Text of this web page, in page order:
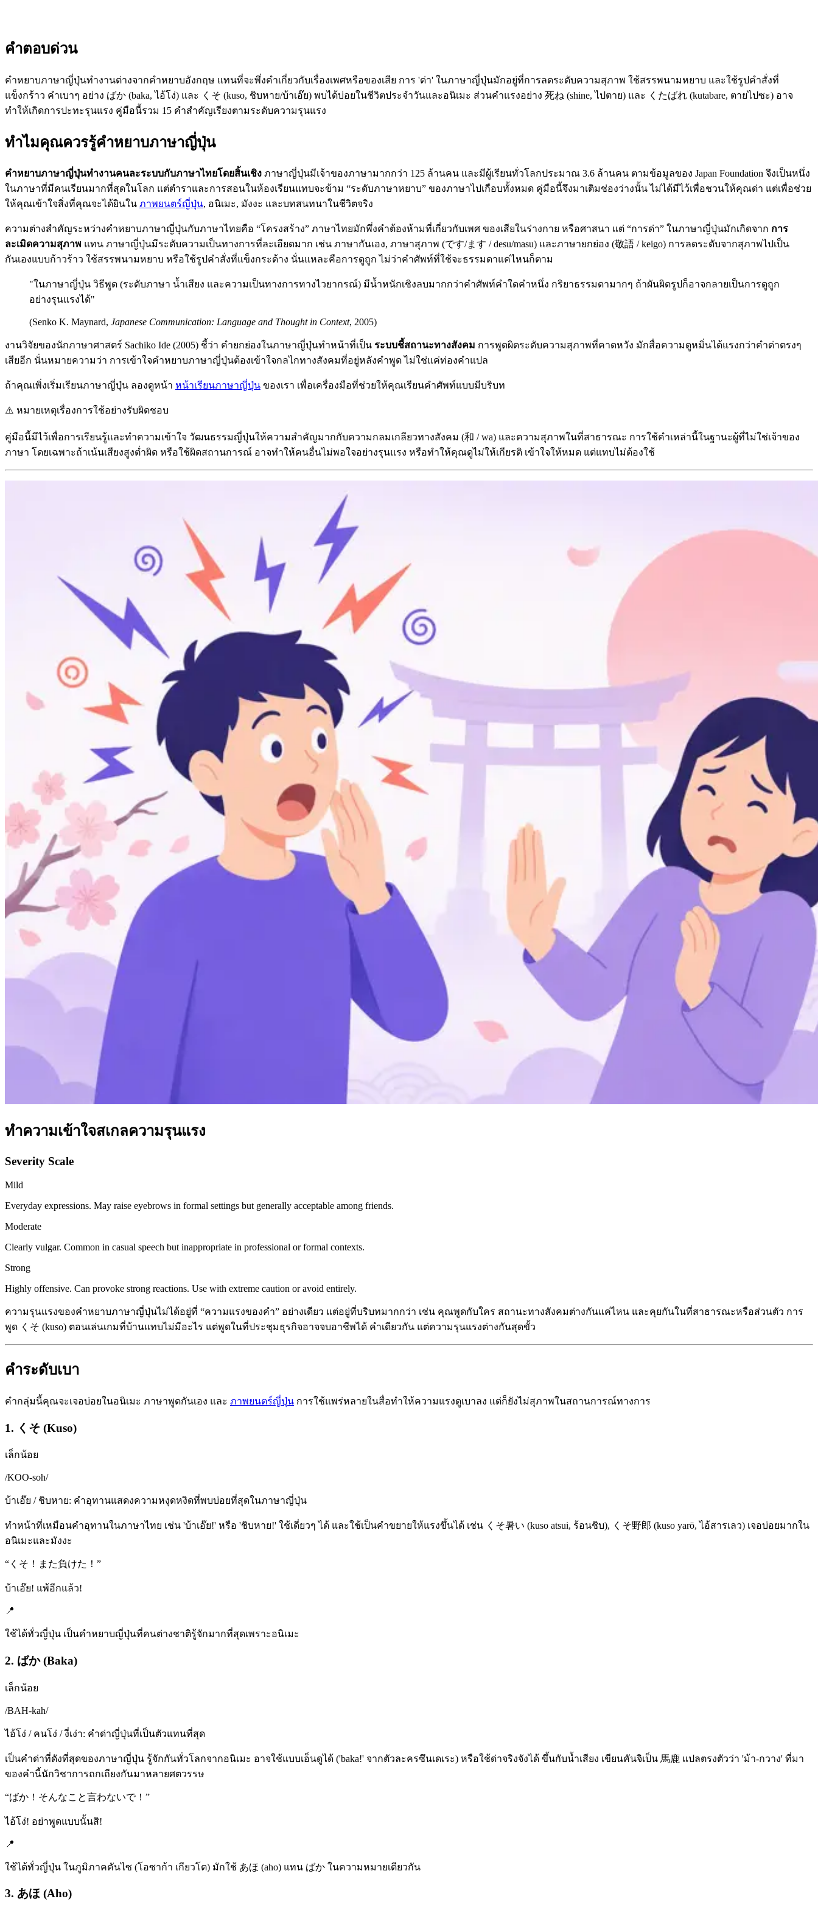
คำตอบด่วน
คำหยาบภาษาญี่ปุ่นทำงานต่างจากคำหยาบอังกฤษ แทนที่จะพึ่งคำเกี่ยวกับเรื่องเพศหรือของเสีย การ 'ด่า' ในภาษาญี่ปุ่นมักอยู่ที่การลดระดับความสุภาพ ใช้สรรพนามหยาบ และใช้รูปคำสั่งที่
แข็งกร้าว คำเบาๆ อย่าง ばか (baka, ไอ้โง่) และ くそ (kuso, ชิบหาย/บ้าเอ๊ย) พบได้บ่อยในชีวิตประจำวันและอนิเมะ ส่วนคำแรงอย่าง 死ね (shine, ไปตาย) และ くたばれ (kutabare, ตายไปซะ) อาจ
ทำให้เกิดการปะทะรุนแรง คู่มือนี้รวม 15 คำสำคัญเรียงตามระดับความรุนแรง
ทำไมคุณควรรู้คำหยาบภาษาญี่ปุ่น
คำหยาบภาษาญี่ปุ่นทำงานคนละระบบกับภาษาไทยโดยสิ้นเชิง ภาษาญี่ปุ่นมีเจ้าของภาษามากกว่า 125 ล้านคน และมีผู้เรียนทั่วโลกประมาณ 3.6 ล้านคน ตามข้อมูลของ Japan Foundation จึงเป็นหนึ่ง
ในภาษาที่มีคนเรียนมากที่สุดในโลก แต่ตำราและการสอนในห้องเรียนแทบจะข้าม “ระดับภาษาหยาบ” ของภาษาไปเกือบทั้งหมด คู่มือนี้จึงมาเติมช่องว่างนั้น ไม่ได้มีไว้เพื่อชวนให้คุณด่า แต่เพื่อช่วย
ให้คุณเข้าใจสิ่งที่คุณจะได้ยินใน ภาพยนตร์ญี่ปุ่น, อนิเมะ, มังงะ และบทสนทนาในชีวิตจริง
ความต่างสำคัญระหว่างคำหยาบภาษาญี่ปุ่นกับภาษาไทยคือ “โครงสร้าง” ภาษาไทยมักพึ่งคำต้องห้ามที่เกี่ยวกับเพศ ของเสียในร่างกาย หรือศาสนา แต่ “การด่า” ในภาษาญี่ปุ่นมักเกิดจาก การ
ละเมิดความสุภาพ แทน ภาษาญี่ปุ่นมีระดับความเป็นทางการที่ละเอียดมาก เช่น ภาษากันเอง, ภาษาสุภาพ (です/ます / desu/masu) และภาษายกย่อง (敬語 / keigo) การลดระดับจากสุภาพไปเป็น
กันเองแบบก้าวร้าว ใช้สรรพนามหยาบ หรือใช้รูปคำสั่งที่แข็งกระด้าง นั่นแหละคือการดูถูก ไม่ว่าคำศัพท์ที่ใช้จะธรรมดาแค่ไหนก็ตาม
"ในภาษาญี่ปุ่น วิธีพูด (ระดับภาษา น้ำเสียง และความเป็นทางการทางไวยากรณ์) มีน้ำหนักเชิงลบมากกว่าคำศัพท์คำใดคำหนึ่ง กริยาธรรมดามากๆ ถ้าผันผิดรูปก็อาจกลายเป็นการดูถูก
อย่างรุนแรงได้"
(Senko K. Maynard, Japanese Communication: Language and Thought in Context, 2005)
งานวิจัยของนักภาษาศาสตร์ Sachiko Ide (2005) ชี้ว่า คำยกย่องในภาษาญี่ปุ่นทำหน้าที่เป็น ระบบชี้สถานะทางสังคม การพูดผิดระดับความสุภาพที่คาดหวัง มักสื่อความดูหมิ่นได้แรงกว่าคำด่าตรงๆ
เสียอีก นั่นหมายความว่า การเข้าใจคำหยาบภาษาญี่ปุ่นต้องเข้าใจกลไกทางสังคมที่อยู่หลังคำพูด ไม่ใช่แค่ท่องคำแปล
ถ้าคุณเพิ่งเริ่มเรียนภาษาญี่ปุ่น ลองดูหน้า หน้าเรียนภาษาญี่ปุ่น ของเรา เพื่อเครื่องมือที่ช่วยให้คุณเรียนคำศัพท์แบบมีบริบท
⚠️ หมายเหตุเรื่องการใช้อย่างรับผิดชอบ
คู่มือนี้มีไว้เพื่อการเรียนรู้และทำความเข้าใจ วัฒนธรรมญี่ปุ่นให้ความสำคัญมากกับความกลมเกลียวทางสังคม (和 / wa) และความสุภาพในที่สาธารณะ การใช้คำเหล่านี้ในฐานะผู้ที่ไม่ใช่เจ้าของ
ภาษา โดยเฉพาะถ้าเน้นเสียงสูงต่ำผิด หรือใช้ผิดสถานการณ์ อาจทำให้คนอื่นไม่พอใจอย่างรุนแรง หรือทำให้คุณดูไม่ให้เกียรติ เข้าใจให้หมด แต่แทบไม่ต้องใช้
ทำความเข้าใจสเกลความรุนแรง
Severity Scale
Mild
Everyday expressions. May raise eyebrows in formal settings but generally acceptable among friends.
Moderate
Clearly vulgar. Common in casual speech but inappropriate in professional or formal contexts.
Strong
Highly offensive. Can provoke strong reactions. Use with extreme caution or avoid entirely.
ความรุนแรงของคำหยาบภาษาญี่ปุ่นไม่ได้อยู่ที่ “ความแรงของคำ” อย่างเดียว แต่อยู่ที่บริบทมากกว่า เช่น คุณพูดกับใคร สถานะทางสังคมต่างกันแค่ไหน และคุยกันในที่สาธารณะหรือส่วนตัว การ
พูด くそ (kuso) ตอนเล่นเกมที่บ้านแทบไม่มีอะไร แต่พูดในที่ประชุมธุรกิจอาจจบอาชีพได้ คำเดียวกัน แต่ความรุนแรงต่างกันสุดขั้ว
คำระดับเบา
คำกลุ่มนี้คุณจะเจอบ่อยในอนิเมะ ภาษาพูดกันเอง และ ภาพยนตร์ญี่ปุ่น การใช้แพร่หลายในสื่อทำให้ความแรงดูเบาลง แต่ก็ยังไม่สุภาพในสถานการณ์ทางการ
1. くそ (Kuso)
เล็กน้อย
/KOO-soh/
บ้าเอ๊ย / ชิบหาย: คำอุทานแสดงความหงุดหงิดที่พบบ่อยที่สุดในภาษาญี่ปุ่น
ทำหน้าที่เหมือนคำอุทานในภาษาไทย เช่น 'บ้าเอ๊ย!' หรือ 'ชิบหาย!' ใช้เดี่ยวๆ ได้ และใช้เป็นคำขยายให้แรงขึ้นได้ เช่น くそ暑い (kuso atsui, ร้อนชิบ), くそ野郎 (kuso yarō, ไอ้สารเลว) เจอบ่อยมากใน
อนิเมะและมังงะ
“ くそ！また負けた！ ”
บ้าเอ๊ย! แพ้อีกแล้ว!
📍
ใช้ได้ทั่วญี่ปุ่น เป็นคำหยาบญี่ปุ่นที่คนต่างชาติรู้จักมากที่สุดเพราะอนิเมะ
2. ばか (Baka)
เล็กน้อย
/BAH-kah/
ไอ้โง่ / คนโง่ / งี่เง่า: คำด่าญี่ปุ่นที่เป็นตัวแทนที่สุด
เป็นคำด่าที่ดังที่สุดของภาษาญี่ปุ่น รู้จักกันทั่วโลกจากอนิเมะ อาจใช้แบบเอ็นดูได้ ('baka!' จากตัวละครซึนเดเระ) หรือใช้ด่าจริงจังได้ ขึ้นกับน้ำเสียง เขียนคันจิเป็น 馬鹿 แปลตรงตัวว่า 'ม้า-กวาง' ที่มา
ของคำนี้นักวิชาการถกเถียงกันมาหลายศตวรรษ
“ばか！そんなこと言わないで！ ”
ไอ้โง่! อย่าพูดแบบนั้นสิ!
📍
ใช้ได้ทั่วญี่ปุ่น ในภูมิภาคคันไซ (โอซาก้า เกียวโต) มักใช้ あほ (aho) แทน ばか ในความหมายเดียวกัน
3. あほ (Aho)